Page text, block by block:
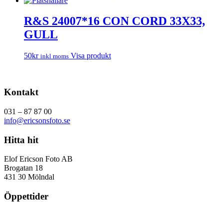
R&S 24007*16 CON CORD 33X33,
GULL
50kr inkl moms Visa produkt
Kontakt
031 – 87 87 00
info@ericsonsfoto.se
Hitta hit
Elof Ericson Foto AB
Brogatan 18
431 30 Mölndal
Öppettider